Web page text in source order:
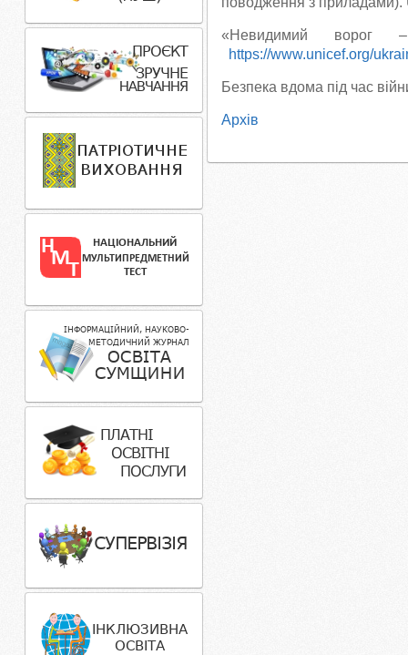
«Невидимий
https://www.unicef.org/
Безпека вдома під час
Архів